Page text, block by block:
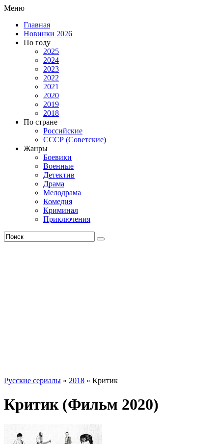
Меню
Главная
Новинки 2026
По году
2025
2024
2023
2022
2021
2020
2019
2018
По стране
Российские
СССР (Советские)
Жанры
Боевики
Военные
Детектив
Драма
Мелодрама
Комедия
Криминал
Приключения
Русские сериалы » 2018 » Критик
Критик (Фильм 2020)